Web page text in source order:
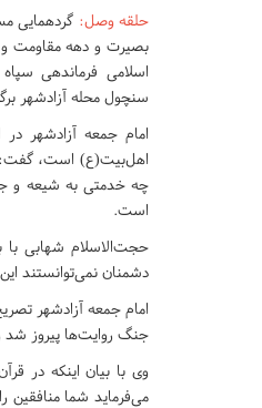
حلقه وصل: گردهمایی
بصیرت و دهه مقاومت و
سنچول محله آزادشهر
امام جمعه آزادشهر
اهل‌بیت(ع) است،
چه خدمتی به شیعه و
است.
حجت‌الاسلام شهابی
دشمنان نمی‌توانستند
امام جمعه آزادشهر
جنگ روایت‌ها پیروز شد
می‌فرماید شما